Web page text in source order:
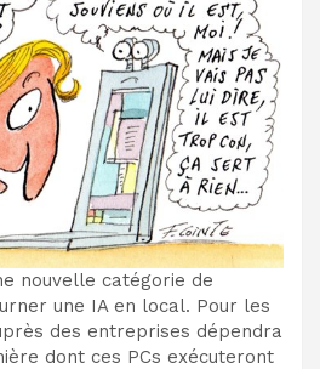
nouvelle catégorie de
une IA en local. Pour les
des entreprises dépendra
dont ces PCs exécuteront